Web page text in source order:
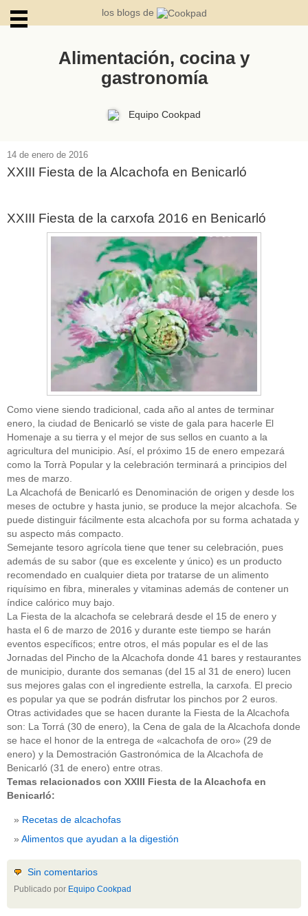
los blogs de
Alimentación, cocina y
gastronomía
Equipo Cookpad
14 de enero de 2016
XXIII Fiesta de la Alcachofa en Benicarló
XXIII Fiesta de la carxofa 2016 en Benicarló
Como viene siendo tradicional, cada año al antes de terminar
enero, la ciudad de Benicarló se viste de gala para hacerle El
Homenaje a su tierra y el mejor de sus sellos en cuanto a la
agricultura del municipio. Así, el próximo 15 de enero empezará
como la Torrà Popular y la celebración terminará a principios del
mes de marzo.
La Alcachofá de Benicarló es Denominación de origen y desde los
meses de octubre y hasta junio, se produce la mejor alcachofa. Se
puede distinguir fácilmente esta alcachofa por su forma achatada y
su aspecto más compacto.
Semejante tesoro agrícola tiene que tener su celebración, pues
además de su sabor (que es excelente y único) es un producto
recomendado en cualquier dieta por tratarse de un alimento
riquísimo en fibra, minerales y vitaminas además de contener un
índice calórico muy bajo.
La Fiesta de la alcachofa se celebrará desde el 15 de enero y
hasta el 6 de marzo de 2016 y durante este tiempo se harán
eventos específicos; entre otros, el más popular es el de las
Jornadas del Pincho de la Alcachofa donde 41 bares y restaurantes
de municipio, durante dos semanas (del 15 al 31 de enero) lucen
sus mejores galas con el ingrediente estrella, la carxofa. El precio
es popular ya que se podrán disfrutar los pinchos por 2 euros.
Otras actividades que se hacen durante la Fiesta de la Alcachofa
son: La Torrá (30 de enero), la Cena de gala de la Alcachofa donde
se hace el honor de la entrega de «alcachofa de oro» (29 de
enero) y la Demostración Gastronómica de la Alcachofa de
Benicarló (31 de enero) entre otras.
Temas relacionados con XXIII Fiesta de la Alcachofa en
Benicarló:
Recetas de alcachofas
Alimentos que ayudan a la digestión
Sin comentarios
Publicado por Equipo Cookpad